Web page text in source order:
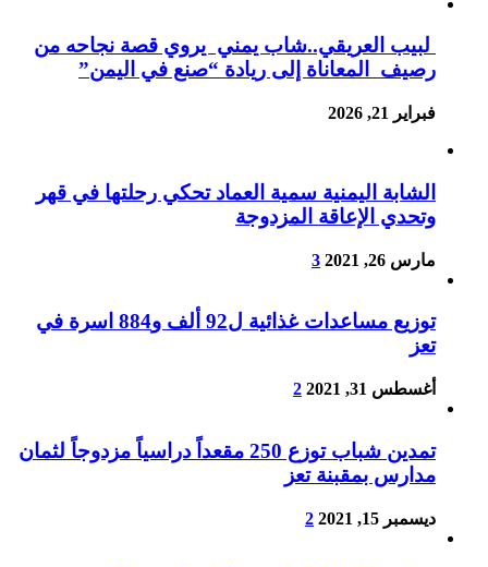
لبيب العريقي..شاب يمني يروي قصة نجاحه من
رصيف المعاناة إلى ريادة “صنع في اليمن”
فبراير 21, 2026
الشابة اليمنية سمية العماد تحكي رحلتها في قهر
وتحدي الإعاقة المزدوجة
مارس 26, 2021 3
توزيع مساعدات غذائية ل92 ألف و884 اسرة في
تعز
أغسطس 31, 2021 2
تمدين شباب توزع 250 مقعداً دراسياً مزدوجاً لثمان
مدارس بمقبنة تعز
ديسمبر 15, 2021 2